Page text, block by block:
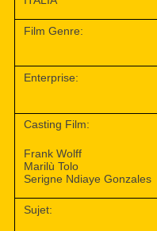
Film Genre:
Enterprise:
Casting Film:
Frank Wolff
Marilù Tolo
Serigne Ndiaye Gonzales
Sujet: